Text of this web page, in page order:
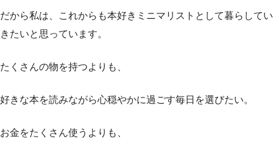
だから私は、これからも本好きミニマリストとして暮らしてい
きたいと思っています。
たくさんの物を持つよりも、
好きな本を読みながら心穏やかに過ごす毎日を選びたい。
お金をたくさん使うよりも、